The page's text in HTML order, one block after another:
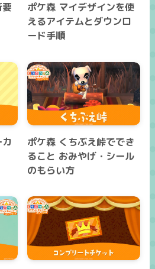
ポケ森 マイデザインを使
えるアイテムとダウンロ
ード手順
ポケ森 くちぶえ峠ででき
ること おみやげ・シール
のもらい方